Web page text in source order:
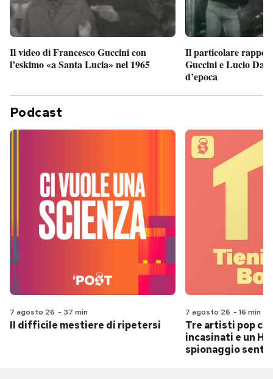
Il video di Francesco Guccini con
l’eskimo «a Santa Lucia» nel 1965
Il particolare
Guccini e Lucio
d’epoca
Podcast
7 agosto 26 - 37 min
Il difficile mestiere di ripetersi
7 agosto 26 - 16 min
Tre artisti pop
incasinati e un
spionaggio